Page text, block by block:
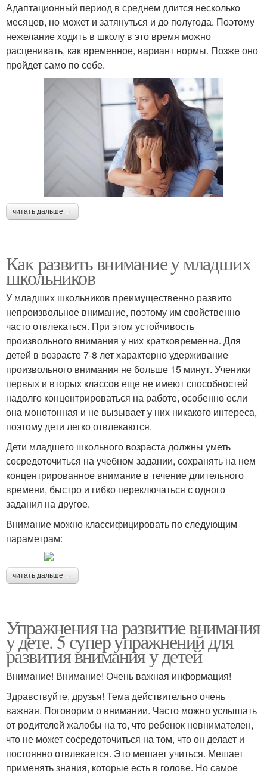
Адаптационный период в среднем длится несколько
месяцев, но может и затянуться и до полугода. Поэтому
нежелание ходить в школу в это время можно
расценивать, как временное, вариант нормы. Позже оно
пройдет само по себе.
читать дальше →
Как развить внимание у младших
школьников
У младших школьников преимущественно развито
непроизвольное внимание, поэтому им свойственно
часто отвлекаться. При этом устойчивость
произвольного внимания у них кратковременна. Для
детей в возрасте 7-8 лет характерно удерживание
произвольного внимания не больше 15 минут. Ученики
первых и вторых классов еще не имеют способностей
надолго концентрироваться на работе, особенно если
она монотонная и не вызывает у них никакого интереса,
поэтому дети легко отвлекаются.
Дети младшего школьного возраста должны уметь
сосредоточиться на учебном задании, сохранять на нем
концентрированное внимание в течение длительного
времени, быстро и гибко переключаться с одного
задания на другое.
Внимание можно классифицировать по следующим
параметрам:
читать дальше →
Упражнения на развитие внимания
у дете. 5 супер упражнений для
развития внимания у детей
Внимание! Внимание! Очень важная информация!
Здравствуйте, друзья! Тема действительно очень
важная. Поговорим о внимании. Часто можно услышать
от родителей жалобы на то, что ребенок невнимателен,
что не может сосредоточиться на том, что он делает и
постоянно отвлекается. Это мешает учиться. Мешает
применять знания, которые есть в голове. Но самое